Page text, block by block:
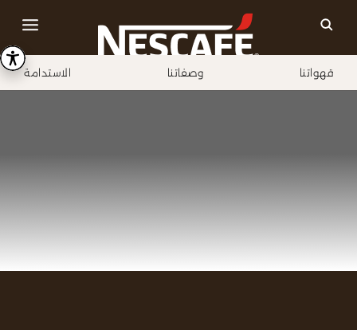
قهواتنا وصفاتنا الاستدامة